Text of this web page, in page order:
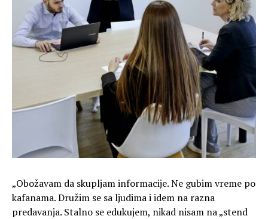
„Obožavam da skupljam informacije. Ne gubim vreme po
kafanama. Družim se sa ljudima i idem na razna
predavanja. Stalno se edukujem, nikad nisam na „stend